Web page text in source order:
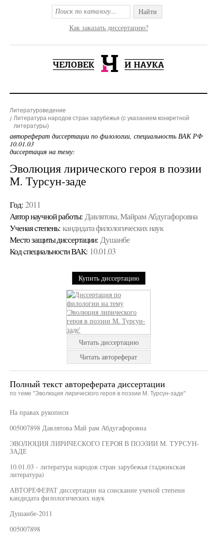
Найти
Как заказать диссертацию?
Литературоведение
Литература народов стран зарубежья (с указанием конкретной
литературы)
автореферат диссертации по филологии, специальность ВАК РФ
10.01.03
диссертация на тему:
Эволюция лирического героя в поэзии
М. Турсун-заде
Год: 2011
Автор научной работы: Давлятова, Майрам Абдугафоровна
Ученая cтепень: кандидата филологических наук
Место защиты диссертации: Душанбе
Код cпециальности ВАК: 10.01.03
Купить диссертацию
Читать диссертацию
Читать автореферат
Полный текст автореферата диссертации
по теме "Эволюция лирического героя в поэзии М. Турсун-заде"
На правах рукописи
005007898 Давлятова Май рам Абдугафоровна
ЭВОЛЮЦИЯ ЛИРИЧЕСКОГО ГЕРОЯ В ПОЭЗИИ М. ТУРСУН-
ЗАДЕ
10.01.03 - литература народов стран зарубежья (таджикская
литература)
АВТОРЕФЕРАТ диссертации на соискание ученой степени
кандидата филологических наук
Душанбе-2011
005007898